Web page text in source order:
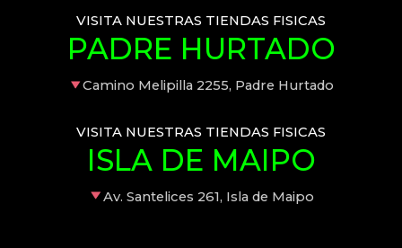
VISITA NUESTRAS TIENDAS FISICAS
PADRE HURTADO
Camino Melipilla 2255, Padre Hurtado
VISITA NUESTRAS TIENDAS FISICAS
ISLA DE MAIPO
Av. Santelices 261, Isla de Maipo